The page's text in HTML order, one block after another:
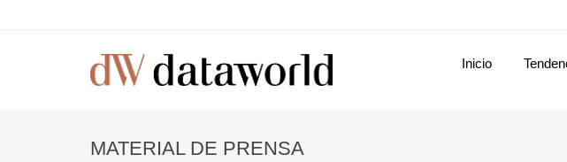
Inicio
MATERIAL DE PRENSA